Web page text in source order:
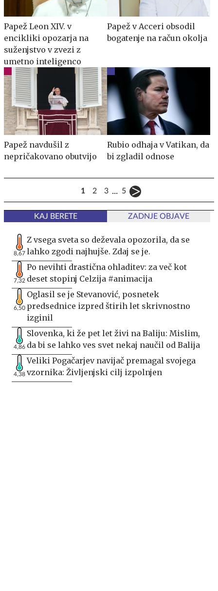
Papež Leon XIV. v
encikliki opozarja na
suženjstvo v zvezi z
umetno inteligenco
Papež v Acceri obsodil
bogatenje na račun okolja
Papež navdušil z
nepričakovano obutvijo
Rubio odhaja v Vatikan, da
bi zgladil odnose
1 2 3 ... 5
KAJ BERETE ZADNJE OBJAVE
8,67
Z vsega sveta so deževala opozorila, da se
lahko zgodi najhujše. Zdaj se je.
7,32
Po nevihti drastična ohladitev: za več kot
deset stopinj Celzija #animacija
6,50
Oglasil se je Stevanović, posnetek
predsednice izpred štirih let skrivnostno
izginil
4,86
Slovenka, ki že pet let živi na Baliju: Mislim,
da bi se lahko ves svet nekaj naučil od Balija
4,38
Veliki Pogačarjev navijač premagal svojega
vzornika: Življenjski cilj izpolnjen